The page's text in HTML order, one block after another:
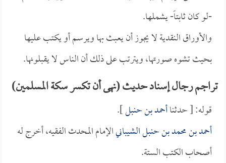
-لو كان ثابتاً- يشملها.
والأوراق النقدية لا يجوز أن يعبث بها ويرسم أو يكتب عليها
بحيث تشوه صورتها، ويترتب على ذلك أن الناس لا يقبلونها.
تراجم رجال إسناد حديث (نهى أن تكسر سكة المسلمين)
قوله: [ حدثناأحمد بن حنبل].
أحمد بن محمد بن حنبل الشيبانيالإمام المحدث الفقيه، أخرج له
أصحاب الكتب الستة.